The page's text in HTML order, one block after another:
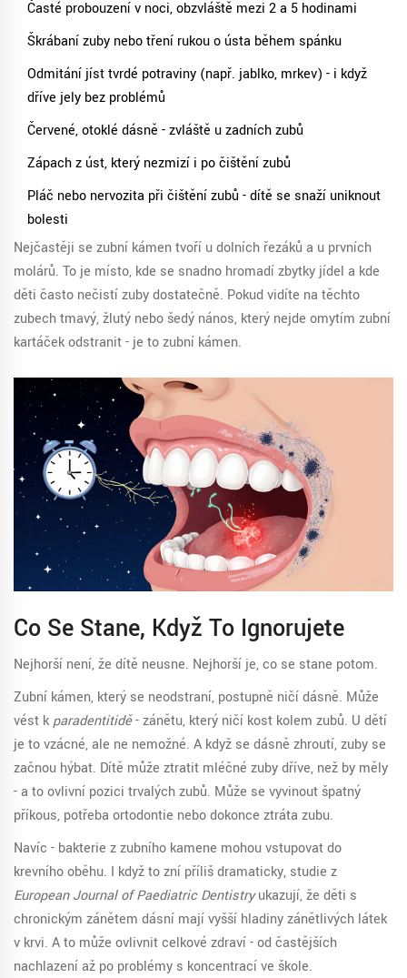
Časté probouzení v noci, obzvláště mezi 2 a 5 hodinami
Škrábaní zuby nebo tření rukou o ústa během spánku
Odmitání jíst tvrdé potraviny (např. jablko, mrkev) - i když
dříve jely bez problémů
Červené, otoklé dásně - zvláště u zadních zubů
Zápach z úst, který nezmizí i po čištění zubů
Pláč nebo nervozita při čištění zubů - dítě se snaží uniknout
bolesti
Nejčastěji se zubní kámen tvoří u dolních řezáků a u prvních
molárů. To je místo, kde se snadno hromadí zbytky jídel a kde
děti často nečistí zuby dostatečně. Pokud vidíte na těchto
zubech tmavý, žlutý nebo šedý nános, který nejde omytím zubní
kartáček odstranit - je to zubní kámen.
Co Se Stane, Když To Ignorujete
Nejhorší není, že dítě neusne. Nejhorší je, co se stane potom.
Zubní kámen, který se neodstraní, postupně ničí dásně. Může
vést kparadentitidě- zánětu, který ničí kost kolem zubů. U dětí
je to vzácné, ale ne nemožné. A když se dásně zhroutí, zuby se
začnou hýbat. Dítě může ztratit mléčné zuby dříve, než by měly
- a to ovlivní pozici trvalých zubů. Může se vyvinout špatný
příkous, potřeba ortodontie nebo dokonce ztráta zubu.
Navíc - bakterie z zubního kamene mohou vstupovat do
krevního oběhu. I když to zní příliš dramaticky, studie z
European Journal of Paediatric Dentistryukazují, že děti s
chronickým zánětem dásní mají vyšší hladiny zánětlivých látek
v krvi. A to může ovlivnit celkové zdraví - od častějších
nachlazení až po problémy s koncentrací ve škole.